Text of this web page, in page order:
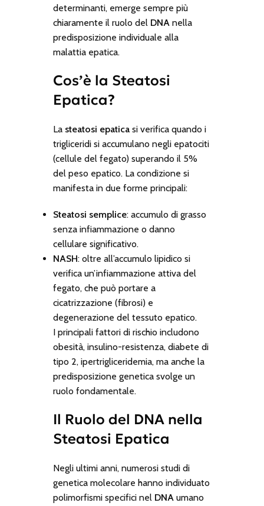
determinanti, emerge sempre più
chiaramente il ruolo del DNAnella
predisposizione individuale alla
malattia epatica.
Cos’è la Steatosi
Epatica?
La steatosi epaticasi verifica quando i
trigliceridi si accumulano negli epatociti
(cellule del fegato) superando il 5%
del peso epatico. La condizione si
manifesta in due forme principali:
Steatosi semplice: accumulo di grasso
senza infiammazione o danno
cellulare significativo.
NASH: oltre all’accumulo lipidico si
verifica un’infiammazione attiva del
fegato, che può portare a
cicatrizzazione (fibrosi) e
degenerazione del tessuto epatico.
I principali fattori di rischio includono
obesità, insulino-resistenza, diabete di
tipo 2, ipertrigliceridemia, ma anche la
predisposizione genetica svolge un
ruolo fondamentale.
Il Ruolo del DNA nella
Steatosi Epatica
Negli ultimi anni, numerosi studi di
genetica molecolare hanno individuato
polimorfismi specifici nel DNAumano